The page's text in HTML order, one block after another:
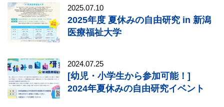
2025.07.10
2025年度 夏休みの自由研究 in 新潟
医療福祉大学
2024.07.25
[幼児・小学生から参加可能！]
2024年夏休みの自由研究イベント